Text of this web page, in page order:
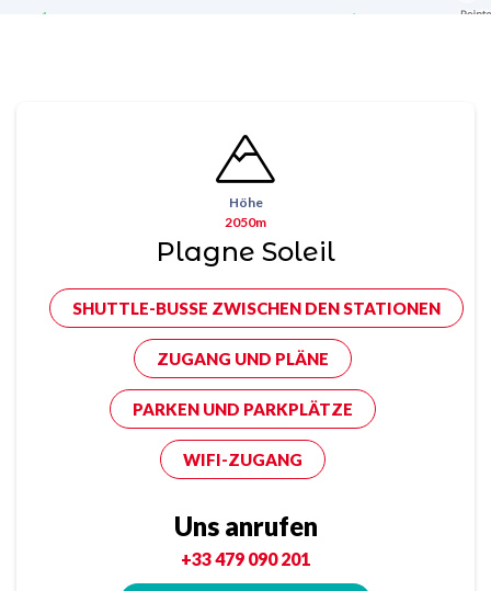
Höhe
2050m
Plagne Soleil
SHUTTLE-BUSSE ZWISCHEN DEN STATIONEN
ZUGANG UND PLÄNE
PARKEN UND PARKPLÄTZE
WIFI-ZUGANG
Uns anrufen
+33 479 090 201